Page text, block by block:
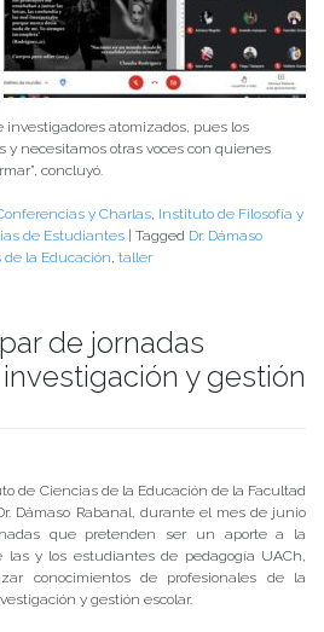
atomizados, pues los
y necesitamos otras voces con quienes
concluyó.
y Charlas Instituto de Filosofía y
de Estudiantes | Tagged Dr. Dámaso
la Educación taller
de jornadas
y gestión
de Ciencias de la Educación de la Facultad
Dámaso Rabanal, durante el mes de junio
que pretenden ser un aporte a la
las y los estudiantes de pedagogía UACh,
conocimientos de profesionales de la
y gestión escolar.